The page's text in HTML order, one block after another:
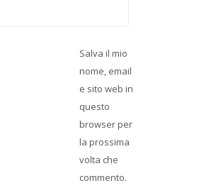
Salva il mio
nome, email
e sito web in
questo
browser per
la prossima
volta che
commento.